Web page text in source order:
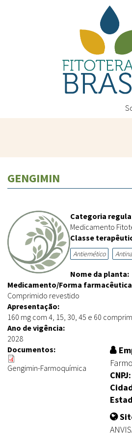
GENGIMIN
Categoria
Medicamento
Classe
Antiemético
Nome da planta:
Medicamento/Forma
Comprimido revestido
Apresentação:
160 mg com 4, 15, 30, 45 e 60
Ano de vigência:
2028
CNPJ:
Documentos:
Gengimin-Farmoquímica